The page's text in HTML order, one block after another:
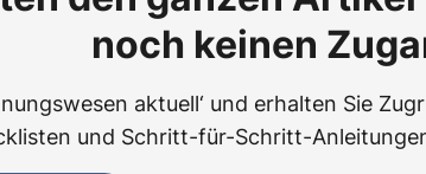
noch keinen
aktuell‘ und erhalten Sie
und Schritt-für-Schritt-